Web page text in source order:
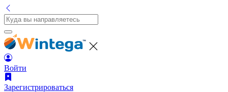
Войти
Зарегистрироваться